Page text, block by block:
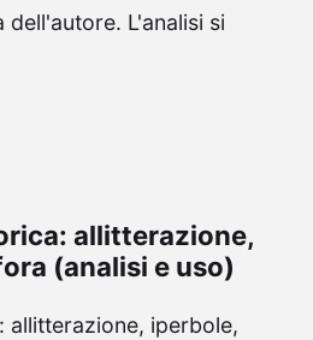
L'analisi si
allitterazione,
(analisi e uso)
allitterazione, iperbole,